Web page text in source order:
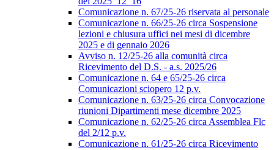
Comunicazione n. 67/25-26 riservata al personale
Comunicazione n. 66/25-26 circa Sospensione
lezioni e chiusura uffici nei mesi di dicembre
2025 e di gennaio 2026
Avviso n. 12/25-26 alla comunità circa
Ricevimento del D.S. - a.s. 2025/26
Comunicazione n. 64 e 65/25-26 circa
Comunicazioni sciopero 12 p.v.
Comunicazione n. 63/25-26 circa Convocazione
riunioni Dipartimenti mese dicembre 2025
Comunicazione n. 62/25-26 circa Assemblea Flc
del 2/12 p.v.
Comunicazione n. 61/25-26 circa Ricevimento